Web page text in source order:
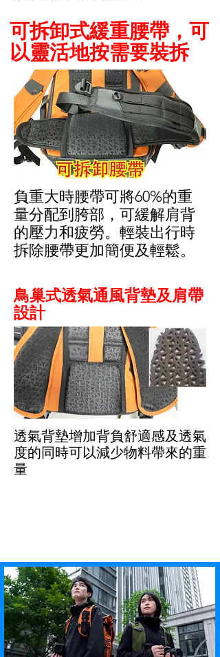
可拆卸式緩重腰帶，可
以靈活地按需要裝拆
負重大時腰帶可將60%的重
量分配到胯部，可緩解肩背
的壓力和疲勞。輕裝出行時
拆除腰帶更加簡便及輕鬆。
鳥巢式透氣通風背墊及肩帶
設計
透氣背墊增加背負舒適感及透氣
度的同時可以減少物料帶來的重
量